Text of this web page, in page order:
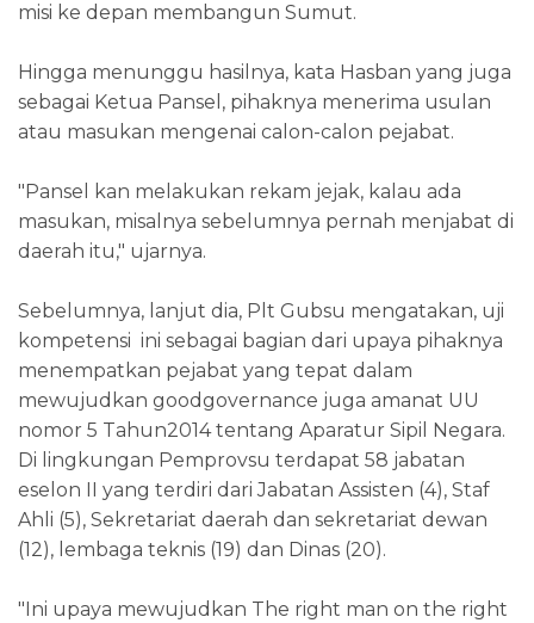
misi ke depan membangun Sumut.
Hingga menunggu hasilnya, kata Hasban yang juga
sebagai Ketua Pansel, pihaknya menerima usulan
atau masukan mengenai calon-calon pejabat.
"Pansel kan melakukan rekam jejak, kalau ada
masukan, misalnya sebelumnya pernah menjabat di
daerah itu," ujarnya.
Sebelumnya, lanjut dia, Plt Gubsu mengatakan, uji
kompetensi ini sebagai bagian dari upaya pihaknya
menempatkan pejabat yang tepat dalam
mewujudkan goodgovernance juga amanat UU
nomor 5 Tahun2014 tentang Aparatur Sipil Negara.
Di lingkungan Pemprovsu terdapat 58 jabatan
eselon II yang terdiri dari Jabatan Assisten (4), Staf
Ahli (5), Sekretariat daerah dan sekretariat dewan
(12), lembaga teknis (19) dan Dinas (20).
"Ini upaya mewujudkan The right man on the right